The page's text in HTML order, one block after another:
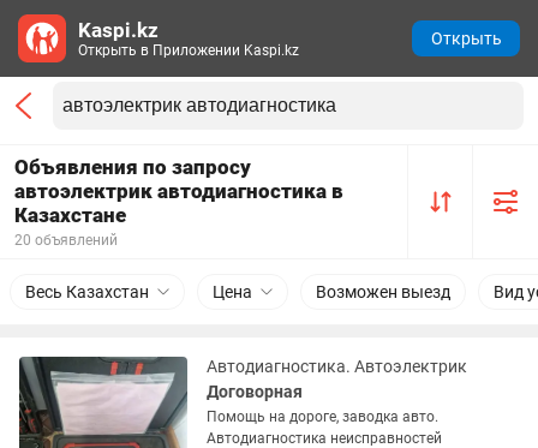
Объявления по запросу
автоэлектрик автодиагностика в
Казахстане
20 объявлений
Весь Казахстан Цена Возможен выезд Вид
Автодиагностика. Автоэлектрик
Договорная
Помощь на дороге, заводка авто.
Автодиагностика неисправностей
Kaspi.kz
Открыть в Приложении Kaspi.kz
Открыть